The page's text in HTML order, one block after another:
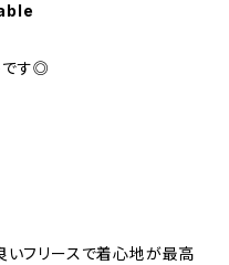
です◎
いフリースで着心地が最高